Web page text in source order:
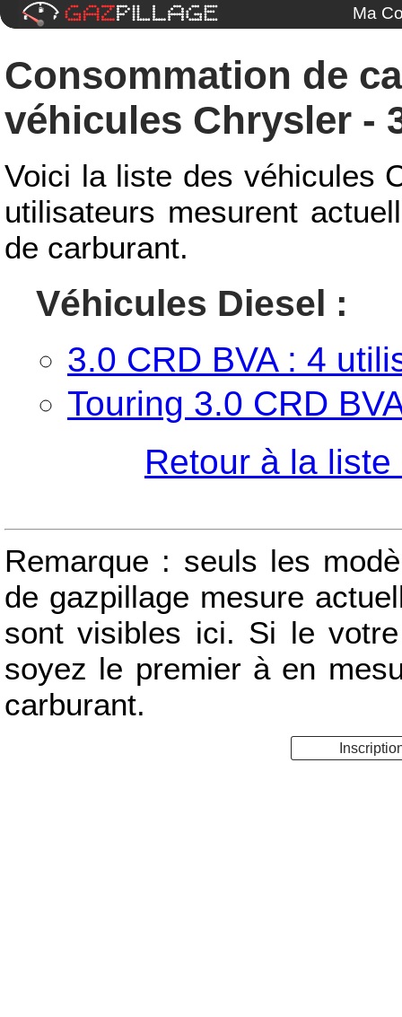
Ma
Consommation de
véhicules Chrysler -
Voici la liste des véhicules
utilisateurs mesurent
de carburant.
Véhicules Diesel :
3.0 CRD BVA : 4
Touring 3.0 CRD
Retour à la
Remarque : seuls les
de gazpillage mesure
sont visibles ici. Si le
soyez le premier à en
carburant.